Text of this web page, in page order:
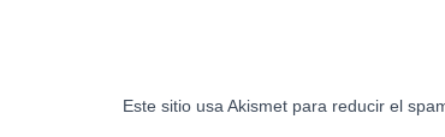
Este sitio usa Akismet para reducir el